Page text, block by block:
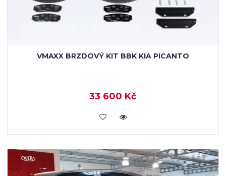
VMAXX BRZDOVÝ KIT BBK KIA PICANTO
33 600 Kč
KOUPIT